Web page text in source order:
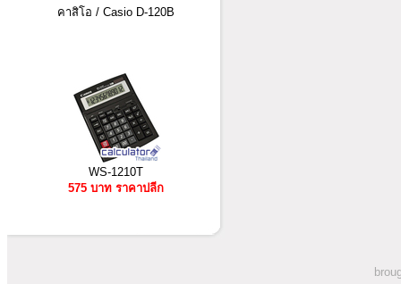
คาสิโอ / Casio D-120B
WS-1210T
575 บาท ราคาปลีก